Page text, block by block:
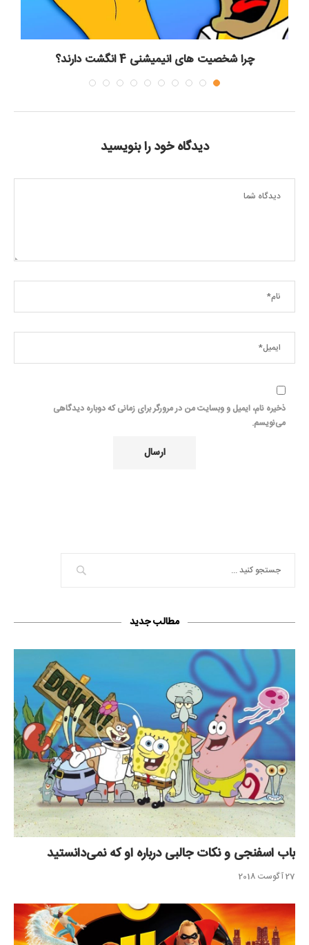
چرا شخصیت های انیمیشنی 4 انگشت دارند؟
دیدگاه خود را بنویسید
ذخیره نام، ایمیل و وبسایت من در مرورگر برای زمانی که دوباره دیدگاهی
می‌نویسم.
مطالب جدید
باب اسفنجی و نکات جالبی درباره او که نمی‌دانستید
27 آگوست 2018